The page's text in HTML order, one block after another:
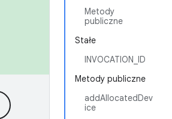
Metody
publiczne
Stałe
INVOCATION_ID
Metody publiczne
addAllocatedDev
ice